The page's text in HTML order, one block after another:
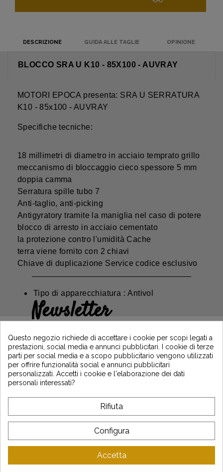
DESCRIZIONE GUIDA ALLE TAGLIE OPINIONE
BLOCCO SRA U K10 - 85X100 - AUVRAY
MOTORI EPOCA presenta: SRA U SERRATURA
K10 - 85x100 - AUVRAY
Specifiche tecniche:
18 millimetri di diametro in acciaio temprato grillo
meccanismo di bloccaggio cieco spessore 5 mm
doppia camma
Serratura spille tubo 7
Anti-taglio, anti-picking
Antigyratory tramite la maniglia nel caso di potere
blocco di arresto in acciaio cementato
la protezione contro l'umidità Cache
terra viene fornito con 2 chiavi
Chiave di duplicazione Service codice esclusivo
Tipo di apparecchiatura : Antivol
Newsletter
iscrivendoti e resta informato sulle ultime
notizie di Vintage Motors
*Dès 99€ d'achat. En vous abonnant à notre newsletter, vous reconnaissez avoir pris
l'acceptez.
A PROPOSITO DI VINTAGE
SERVIZIO CLIENTI
Questo negozio richiede di accettare i cookie per scopi legati a
prestazioni, social media e annunci pubblicitari. I cookie di terze
parti per social media e a scopo pubblicitario vengono utilizzati
per offrire funzionalità social e annunci pubblicitari
personalizzati. Accetti i cookie e l'elaborazione dei dati
personali interessati?
Rifiuta
Configura
Accetta